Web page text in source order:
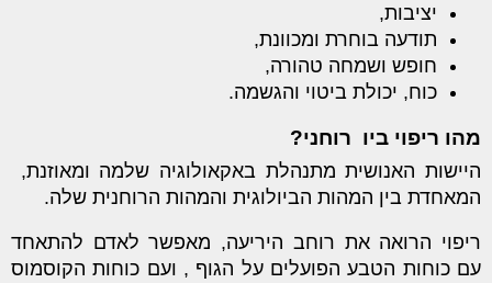
יציבות,
תודעה בוחרת ומכוונת,
חופש ושמחה טהורה,
כוח, יכולת ביטוי והגשמה.
מהו ריפוי ביו רוחני?
היישות האנושית מתנהלת באקאולוגיה שלמה ומאוזנת,
המאחדת בין המהות הביולוגית והמהות הרוחנית שלה.
ריפוי הרואה את רוחב היריעה, מאפשר לאדם להתאחד
עם כוחות הטבע הפועלים על הגוף , ועם כוחות הקוסמוס